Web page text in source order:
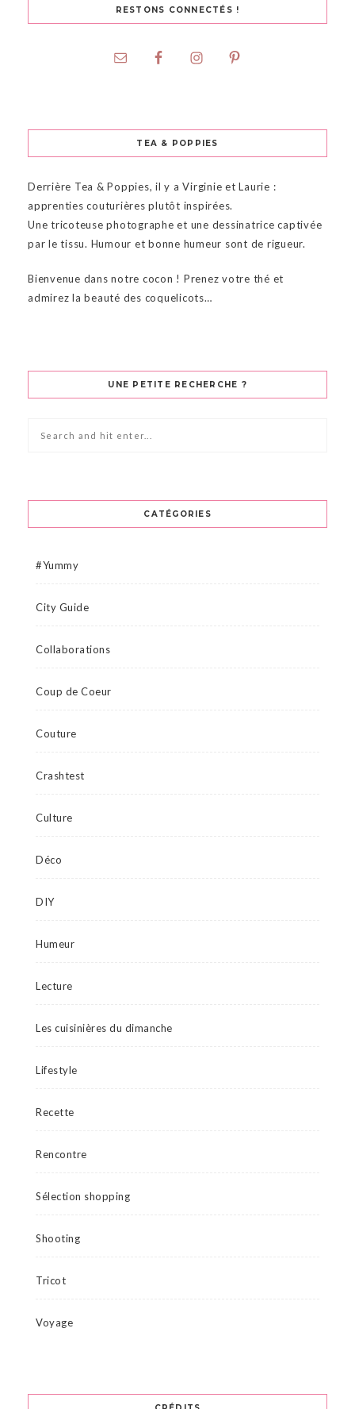
RESTONS CONNECTÉS !
TEA & POPPIES
Derrière Tea & Poppies, il y a Virginie et Laurie :
apprenties couturières plutôt inspirées.
Une tricoteuse photographe et une dessinatrice captivée
par le tissu. Humour et bonne humeur sont de rigueur.
Bienvenue dans notre cocon ! Prenez votre thé et
admirez la beauté des coquelicots…
UNE PETITE RECHERCHE ?
CATÉGORIES
#Yummy
City Guide
Collaborations
Coup de Coeur
Couture
Crashtest
Culture
Déco
DIY
Humeur
Lecture
Les cuisinières du dimanche
Lifestyle
Recette
Rencontre
Sélection shopping
Shooting
Tricot
Voyage